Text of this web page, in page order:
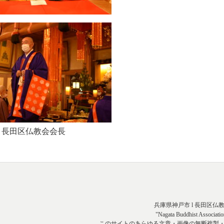
田区仏教会会長
兵庫県神戸市 l 長田区仏
"Nagata Buddhist